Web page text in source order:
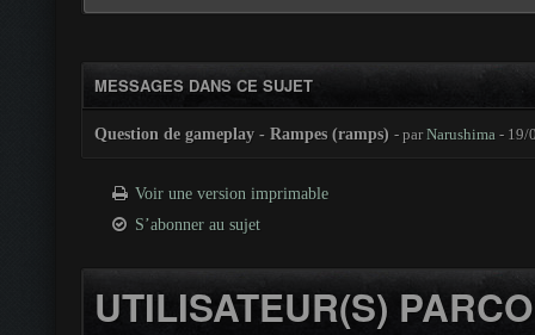
MESSAGES DANS CE SUJET
Question de gameplay - Rampes (ramps) - parNarushima - 19/
Voir une version imprimable
S’abonner au sujet
UTILISATEUR(S)